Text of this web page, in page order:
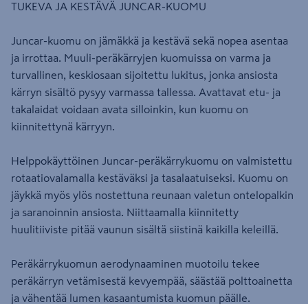
TUKEVA JA KESTÄVÄ JUNCAR-KUOMU
Juncar-kuomu on jämäkkä ja kestävä sekä nopea asentaa
ja irrottaa. Muuli-peräkärryjen kuomuissa on varma ja
turvallinen, keskiosaan sijoitettu lukitus, jonka ansiosta
kärryn sisältö pysyy varmassa tallessa. Avattavat etu- ja
takalaidat voidaan avata silloinkin, kun kuomu on
kiinnitettynä kärryyn.
Helppokäyttöinen Juncar-peräkärrykuomu on valmistettu
rotaatiovalamalla kestäväksi ja tasalaatuiseksi. Kuomu on
jäykkä myös ylös nostettuna reunaan valetun ontelopalkin
ja saranoinnin ansiosta. Niittaamalla kiinnitetty
huulitiiviste pitää vaunun sisältä siistinä kaikilla keleillä.
Peräkärrykuomun aerodynaaminen muotoilu tekee
peräkärryn vetämisestä kevyempää, säästää polttoainetta
ja vähentää lumen kasaantumista kuomun päälle.